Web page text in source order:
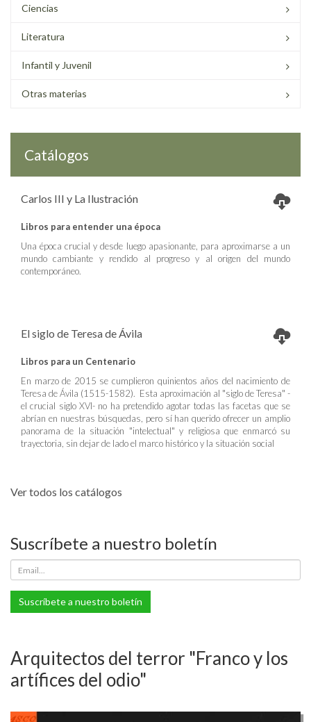
Ciencias
Literatura
Infantil y Juvenil
Otras materias
Catálogos
Carlos III y La Ilustración
Libros para entender una época
Una época crucial y desde luego apasionante, para aproximarse a un
mundo cambiante y rendido al progreso y al origen del mundo
contemporáneo.
El siglo de Teresa de Ávila
Libros para un Centenario
En marzo de 2015 se cumplieron quinientos años del nacimiento de
Teresa de Ávila (1515-1582). Esta aproximación al "siglo de Teresa" -
el crucial siglo XVI- no ha pretendido agotar todas las facetas que se
abrían en nuestras búsquedas, pero sí han querido ofrecer un amplio
panorama de la situación "intelectual" y religiosa que enmarcó su
trayectoria, sin dejar de lado el marco histórico y la situación social
Ver todos los catálogos
Suscríbete a nuestro boletín
Suscríbete a nuestro boletín
Arquitectos del terror "Franco y los
artífices del odio"